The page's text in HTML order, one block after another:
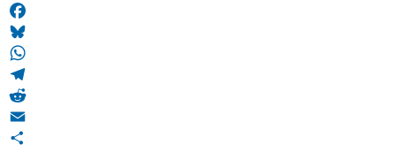
Mastodon
Facebook
Bluesky
WhatsApp
Telegram
Reddit
Email